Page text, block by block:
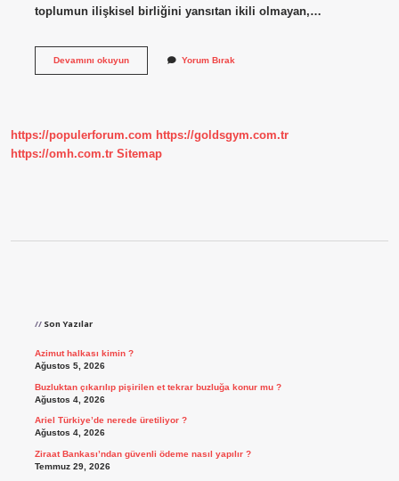
toplumun ilişkisel birliğini yansıtan ikili olmayan,…
Devamını okuyunGenelleştirilmişYorum Bırak
https://populerforum.com https://goldsgym.com.tr
https://omh.com.tr Sitemap
Son Yazılar
Azimut halkası kimin ?
Ağustos 5, 2026
Buzluktan çıkarılıp pişirilen et tekrar buzluğa konur mu ?
Ağustos 4, 2026
Ariel Türkiye’de nerede üretiliyor ?
Ağustos 4, 2026
Ziraat Bankası’ndan güvenli ödeme nasıl yapılır ?
Temmuz 29, 2026